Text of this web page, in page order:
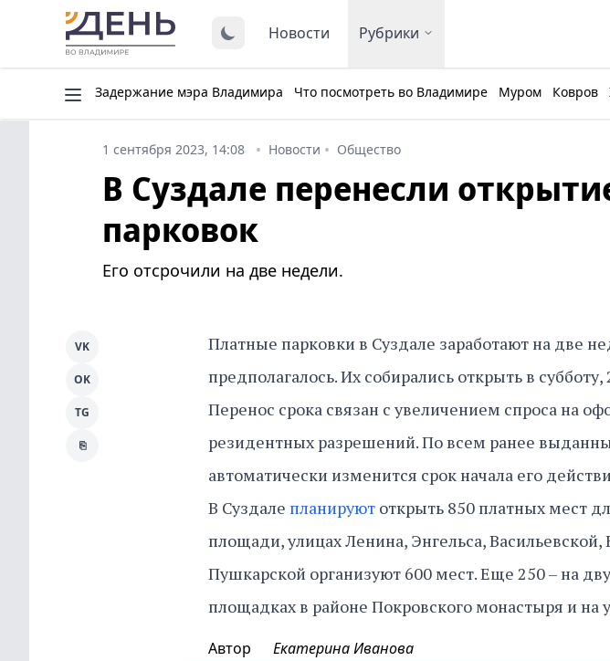
Новости Рубрики
Задержание мэра Владимира Что посмотреть во Владимире Муром Ковров
1 сентября 2023, 14:08 Новости Общество
В Суздале перенесли
парковок
Его отсрочили на две недели.
Платные парковки в Суздале заработают на две
предполагалось. Их собирались открыть в субботу,
Перенос срока связан с увеличением спроса на
резидентных разрешений. По всем ранее
автоматически изменится срок начала его
В Суздале планируют открыть 850 платных мест
площади, улицах Ленина, Энгельса, Васильевской,
Пушкарской организуют 600 мест. Еще 250 – на
площадках в районе Покровского монастыря и на
VK
OK
TG
⎘
Автор Екатерина Иванова